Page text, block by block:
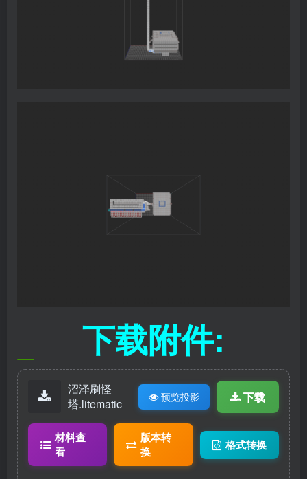
下载附件:
沼泽刷怪
塔.litematic
预览投影 下载
材料查
看
版本转
换
格式转换